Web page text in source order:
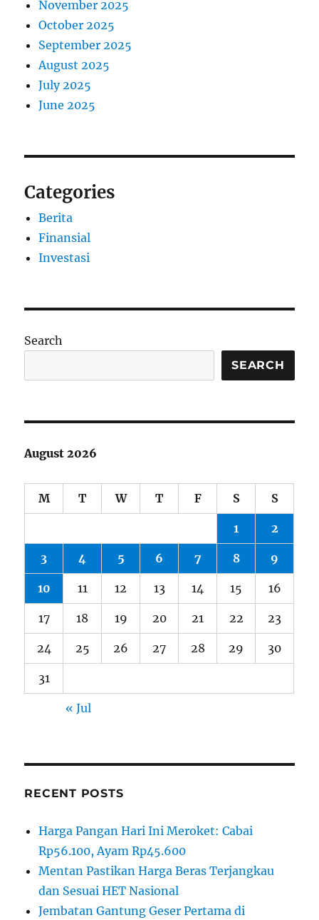
November 2025
October 2025
September 2025
August 2025
July 2025
June 2025
Categories
Berita
Finansial
Investasi
Search
SEARCH
August 2026
M T W T F S S
1 2
3 4 5 6 7 8 9
10 11 12 13 14 15 16
17 18 19 20 21 22 23
24 25 26 27 28 29 30
31
« Jul
RECENT POSTS
Harga Pangan Hari Ini Meroket: Cabai
Rp56.100, Ayam Rp45.600
Mentan Pastikan Harga Beras Terjangkau
dan Sesuai HET Nasional
Jembatan Gantung Geser Pertama di